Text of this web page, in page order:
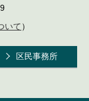
いて ）
区民事務所